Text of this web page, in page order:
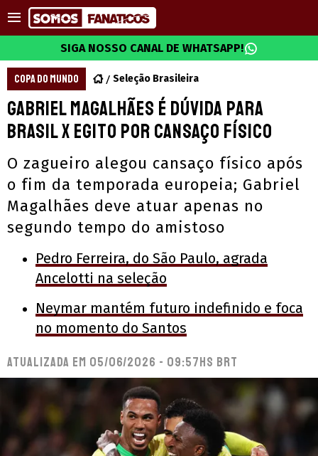
SIGA NOSSO CANAL DE WHATSAPP!
COPA DO MUNDO Seleção Brasileira
Gabriel Magalhães é dúvida para
Brasil x Egito por cansaço físico
O zagueiro alegou cansaço físico após
o fim da temporada europeia; Gabriel
Magalhães deve atuar apenas no
segundo tempo do amistoso
Pedro Ferreira, do São Paulo, agrada
Ancelotti na seleção
Neymar mantém futuro indefinido e foca
no momento do Santos
Atualizada em 05/06/2026 - 09:57hs BRT